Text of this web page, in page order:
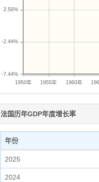
1950年 1955年 1960年
-7.44%
-2.44%
2.56%
法国历年GDP年度增长率
年份
2025
2024